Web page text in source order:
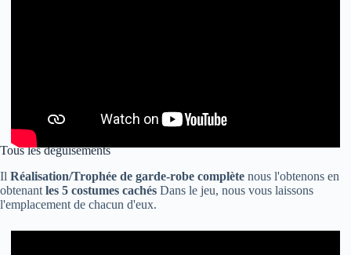
Tous les déguisements
Il Réalisation/Trophée de garde-robe complète nous l'obtenons en
obtenant les 5 costumes cachés Dans le jeu, nous vous laissons
l'emplacement de chacun d'eux.